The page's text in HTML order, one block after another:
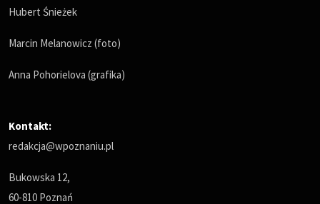
Hubert Śnieżek
Marcin Melanowicz (foto)
Anna Pohorielova (grafika)
Kontakt:
redakcja@wpoznaniu.pl
Bukowska 12,
60-810 Poznań